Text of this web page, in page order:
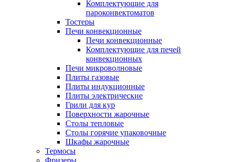
Комплектующие для
пароконвектоматов
Тостеры
Печи конвекционные
Печи конвекционные
Комплектующие для печей
конвекционных
Печи микроволновые
Плиты газовые
Плиты индукционные
Плиты электрические
Грили для кур
Поверхности жарочные
Столы тепловые
Столы горячие упаковочные
Шкафы жарочные
Термосы
Фризеры